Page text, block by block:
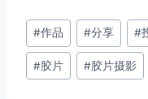
文
章
标
#作品 #分享 #
#胶片 #胶片摄影